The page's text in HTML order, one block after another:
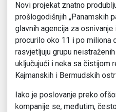
Novi projekat znatno
prošlogodišnjih „Panamskih
glavnih agencija za
procurilo oko 11 i po miliona
rasvjetljuju grupu
uključujući i neka sa čistijom
Kajmanskih i Bermudskih
Iako je poslovanje preko
kompanije se, međutim,